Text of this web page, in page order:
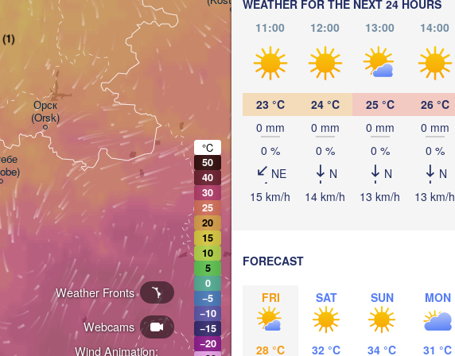
WEATHER FOR THE NEXT 24 HOURS
11:00
12:00 13:00 14:00
23 °C
0 mm
0 %
NE
15 km/h
24 °C
0 mm
0 %
N
14 km/h
25 °C
0 mm
0 %
N
13 km/h
26 °C
0 mm
0 %
N
13 km/h
FORECAST
FRI
28 °C
SAT
32 °C
SUN
34 °C
MON
31 °C
Wind Animation:
Webcams
Weather Fronts
Орск
(Orsk)
KAZAKHSTANЖезқазған
(Jezqazğan)
°C
50
40
30
25
20
15
10
5
0
−5
−10
−15
−20